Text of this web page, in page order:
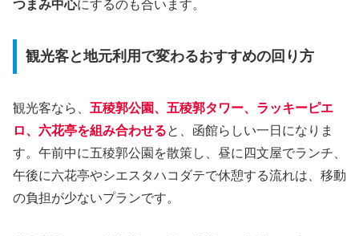
つまみ中心にするのも合います。
観光客と地元利用で変わるおすすめの回り方
観光客なら、 五稜郭公園、五稜郭タワー、ラッキーピエ
ロ、六花亭を組み合わせると、函館らしい一日になりま
す。午前中に五稜郭公園を散策し、昼に四文屋でランチ、
午後に六花亭やシエスタハコダテで休憩する流れは、移動
の負担が少ないプランです。